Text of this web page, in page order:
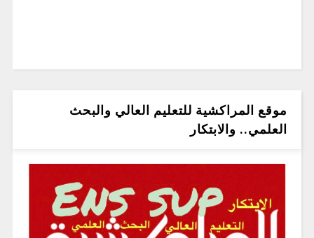
موقع المراكشية للتعليم العالي والبحث
العلمي.. والابتكار